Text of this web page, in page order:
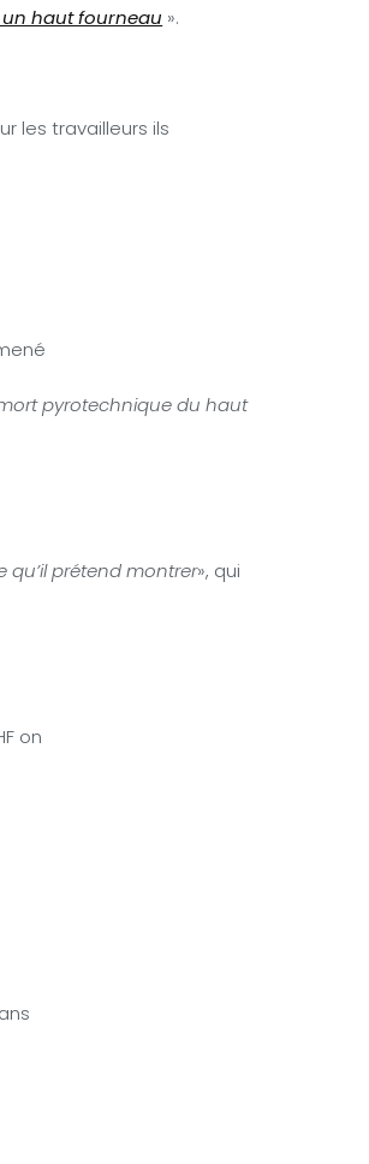
haut fourneau ».
les travailleurs ils
pyrotechnique du haut
qu’il prétend montrer», qui
on